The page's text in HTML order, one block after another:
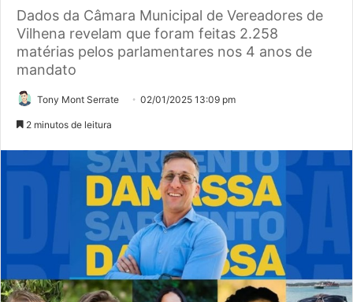
Dados da Câmara Municipal de Vereadores de
Vilhena revelam que foram feitas 2.258
matérias pelos parlamentares nos 4 anos de
mandato
Tony Mont Serrate 02/01/2025 13:09 pm
2 minutos de leitura